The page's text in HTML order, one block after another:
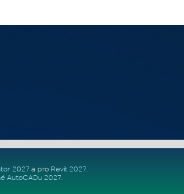
2027a pro Revit 2027.
AutoCADu 2027.